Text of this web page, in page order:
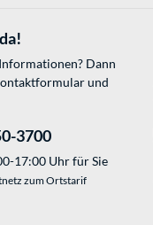
Dann
und
3700
17:00 Uhr für Sie
zum Ortstarif